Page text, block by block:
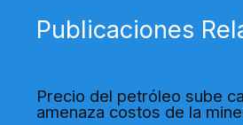
Publicaciones
Precio del petróleo sube
amenaza costos de la